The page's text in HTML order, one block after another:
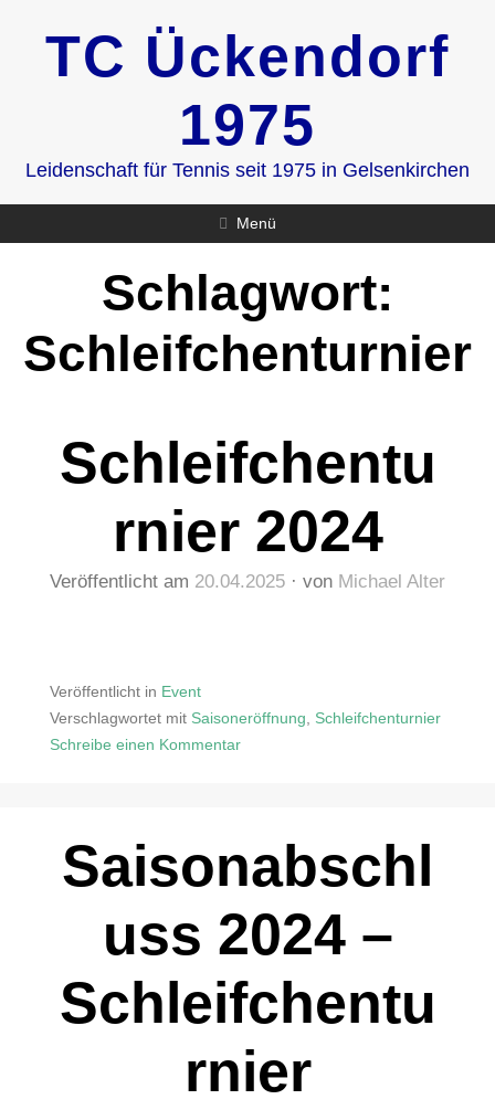
TC Ückendorf
1975
Leidenschaft für Tennis seit 1975 in Gelsenkirchen
Menü
Schlagwort:
Schleifchenturnier
Schleifchentu
rnier 2024
Veröffentlicht am 20.04.2025 von Michael Alter
Veröffentlicht in Event
Verschlagwortet mit Saisoneröffnung
Schleifchenturnier
Schreibe einen Kommentar
Saisonabschl
uss 2024 –
Schleifchentu
rnier